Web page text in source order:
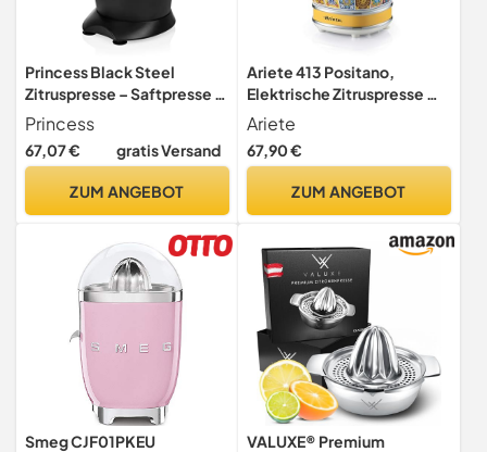
Princess Black Steel
Zitruspresse – Saftpresse –
Orangenpresse –
professioneller Hebelarm –
Antirutschfüße –
Zitrusfrüchte –
U/min – 201853
Princess
67,07 € gratis Versand
ZUM ANGEBOT
Ariete 413 Positano,
Elektrische Zitruspresse mit
Metallgehäuse und Hebel,
Tropfschutz,
Geräuscharmer Motor für
2 Trichter für Große und
Ariete
67,90 €
ZUM ANGEBOT
Smeg CJF01PKEU
VALUXE® Premium